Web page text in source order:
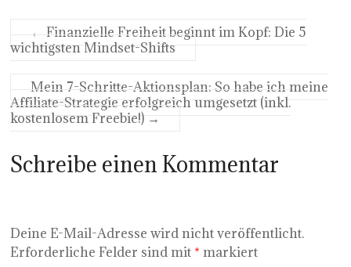
←
Finanzielle Freiheit beginnt im Kopf: Die 5
wichtigsten Mindset-Shifts
Mein 7-Schritte-Aktionsplan: So habe ich meine
Affiliate-Strategie erfolgreich umgesetzt (inkl.
kostenlosem Freebie!) →
Schreibe einen Kommentar
Deine E-Mail-Adresse wird nicht veröffentlicht.
Erforderliche Felder sind mit * markiert